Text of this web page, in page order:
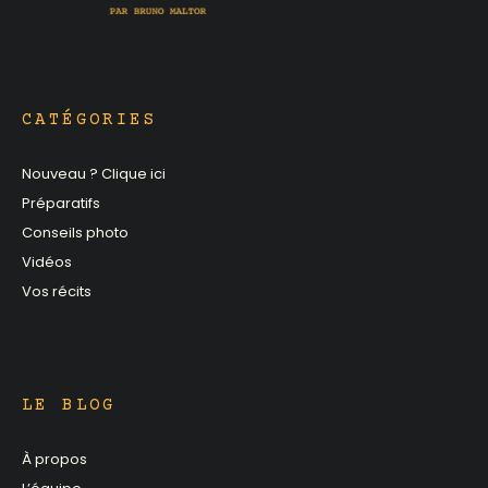
CATÉGORIES
Nouveau ? Clique ici
Préparatifs
Conseils photo
Vidéos
Vos récits
LE BLOG
À propos